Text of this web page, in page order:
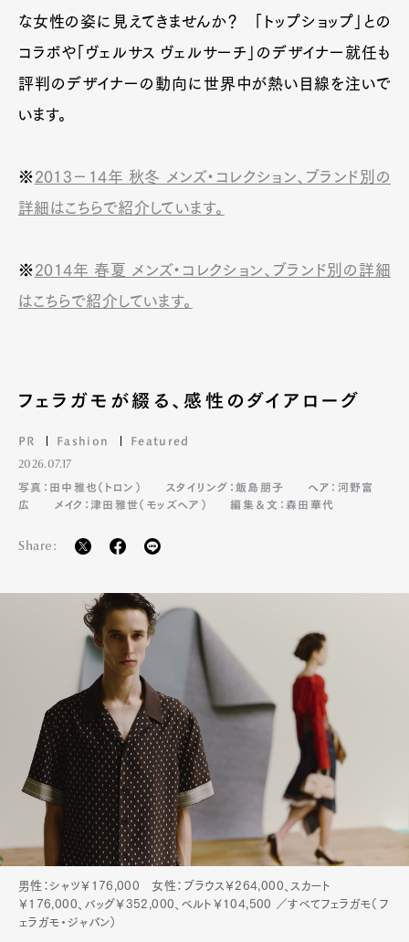
な女性の姿に見えてきませんか？ 「トップショップ」との
コラボや「ヴェルサス ヴェルサーチ」のデザイナー就任も
評判のデザイナーの動向に世界中が熱い目線を注いで
います。
※2013－14年 秋冬 メンズ・コレクション、ブランド別の
詳細はこちらで紹介しています。
※2014年 春夏 メンズ・コレクション、ブランド別の詳細
はこちらで紹介しています。
フェラガモが綴る、感性のダイアローグ
PR Fashion Featured
2026.07.17
写真：田中雅也（トロン）
スタイリング：飯島朋子
ヘア：河野富
広
メイク：津田雅世（モッズヘア） 編集＆文：森田華代
Share:
男性：シャツ￥176,000 女性：ブラウス￥264,000、スカート
￥176,000、バッグ￥352,000、ベルト￥104,500 ／すべてフェラガモ（フ
ェラガモ・ジャパン）